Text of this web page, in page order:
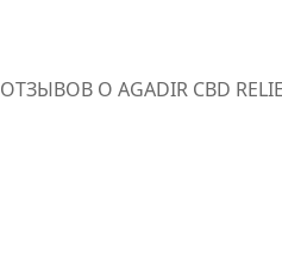
ОТЗЫВОВ О AGADIR CBD